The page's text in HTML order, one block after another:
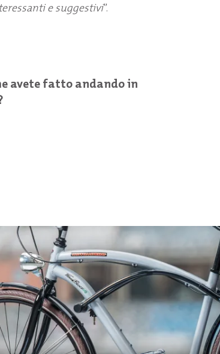
e suggestivi”.
avete fatto andando in